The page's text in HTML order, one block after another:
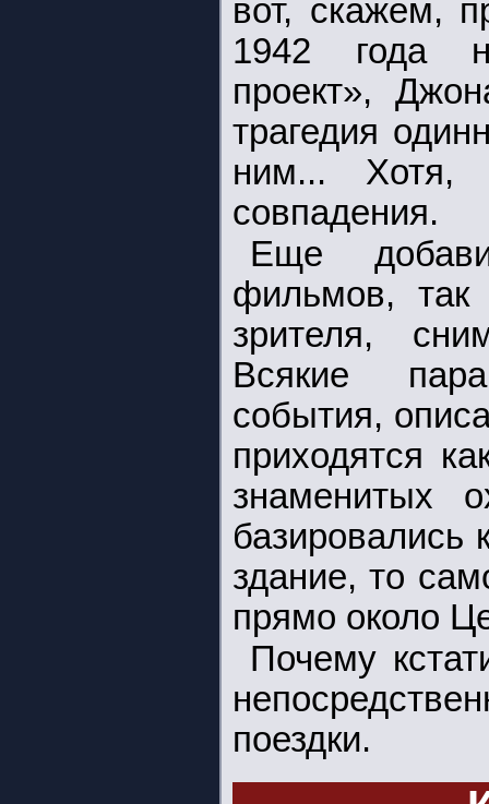
вот, скажем,
1942 года
проект»,
трагедия
ним... Хотя,
совпадения.
Еще
фильмов, так
зрителя,
Всякие
события,
приходятся
знаменитых
базировались
здание, то
прямо около
Почему
поездки.